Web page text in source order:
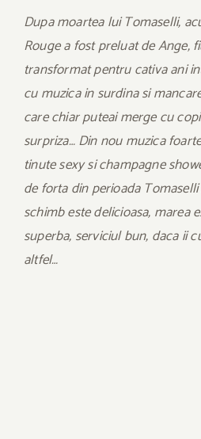
Dupa moartea lui Tomaselli,
Rouge a fost preluat de Ange,
transformat pentru cativa ani
cu muzica in surdina si
care chiar puteai merge cu
surpriza… Din nou muzica
tinute sexy si champagne
de forta din perioada
schimb este delicioasa, marea
superba, serviciul bun, daca ii
altfel…